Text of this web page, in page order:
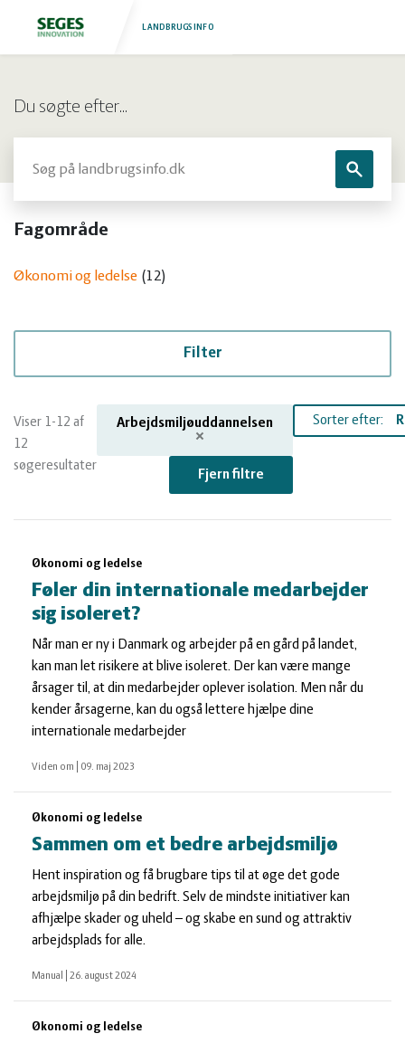
ind
Forside
Kvæg
Natur
og
vandmiljø
Planter
Økologi
Økonomi
og
ledelse
Øvrige
dyr
Grise
vandmiljø
Planter
Økologi
Økonomi
og
ledelse
Øvrige
dyr
LANDBRUGSINFO
Du søgte efter…
Søg
Fagområde
Økonomi og ledelse 12
Filter
Viser 1-12 af
12
søgeresultater
Arbejdsmiljøuddannelsen
Fjern filtre
Sorter efter:
Søgeresultater
Økonomi og ledelse
Føler din internationale medarbejder
sig isoleret?
Når man er ny i Danmark og arbejder på en gård på landet,
kan man let risikere at blive isoleret. Der kan være mange
årsager til, at din medarbejder oplever isolation. Men når du
kender årsagerne, kan du også lettere hjælpe dine
internationale medarbejder
Viden om 09. maj 2023
Økonomi og ledelse
Sammen om et bedre arbejdsmiljø
Hent inspiration og få brugbare tips til at øge det gode
arbejdsmiljø på din bedrift. Selv de mindste initiativer kan
afhjælpe skader og uheld – og skabe en sund og attraktiv
arbejdsplads for alle.
Manual 26. august 2024
Økonomi og ledelse